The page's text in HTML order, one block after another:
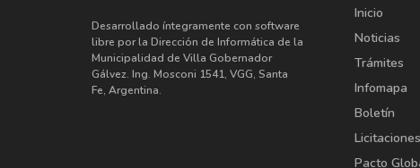
Desarrollado íntegramente con software
libre por la Dirección de Informática de la
Municipalidad de Villa Gobernador
Gálvez. Ing. Mosconi 1541, VGG, Santa
Fe, Argentina.
Inicio
Noticias
Trámites
Infomapa
Boletín
Licitaciones
Pacto